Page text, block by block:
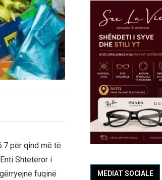
për qind më të
Shtetëror i
fuqinë
MEDIAT SOCIALE